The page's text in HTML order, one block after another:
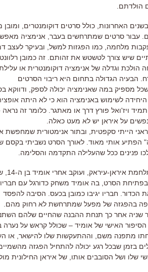
הולדתם.
האחרונות, כולל סרטים דוקומנטרים, ומובן
עבור סרטים שמתרחשים בעבר, אנימציה
מלחמה, כמו הפגזות למשל, ובעיקר לעצב
שיש צורך לטשטש את זהותם. זה כמובן
הולכת וגדלה של אנימציה דוקומנטרית או
הבעיה הגדולה בתחום היא ריבוי הסרטים
מספיק במה שאנימציה יכולה לספק, ודווקא
לשימוש באנימציה הוא כי לא היתה
ויז'ואל פורץ דרך או מאתגר. כלומר זה
על איראן יש לא מעט כאלה.
הייתי סקפטית, ובתור אנימטורית שמחפשת
הפתיע אותי מאוד. לאורך הסרט נשביתי בקסם
פנינים ככל שהעלילה התקדמה והסלימה.
הסיפור
הסרט, בה אומיד משחק כדורגל עם
חבריו יגיבו כמובן בכעס. הסיבה להפסד
בהפגזה של מפעל שמתרחשת לא רחוק מהם.
שניה אחר כך תנחת ההבנה שהחיים שלהם
האישי של אומיד – שכולל קראש על נערה
מתפנה משם, וההתעקשות שלו להישאר, או
בזמן שבכל רגע יכולה להתחיל הפגזה
שלו ושל הסובבים אותו, של איראן החילונית